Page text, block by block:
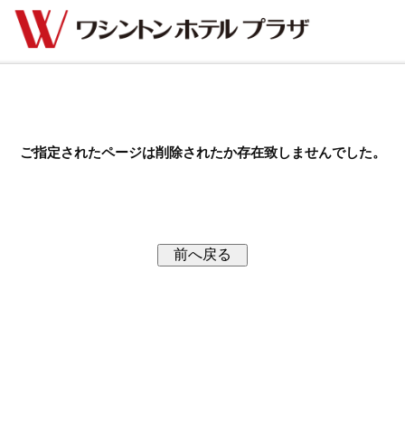
ご指定されたページは削除されたか存在致しませんでした。